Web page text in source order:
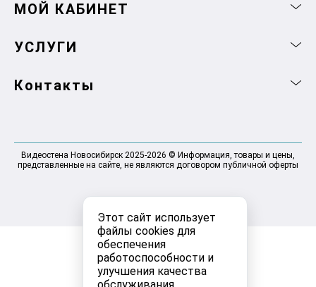
Этот сайт использует
файлы cookies для
обеспечения
работоспособности и
улучшения качества
МОЙ КАБИНЕТ
УСЛУГИ
Контакты
Видеостена Новосибирск 2025-2026 © Информация, товары и цены,
представленные на сайте, не являются договором публичной оферты